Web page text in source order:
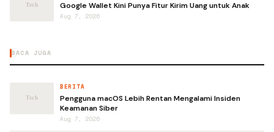
Google Wallet Kini Punya Fitur Kirim Uang untuk Anak
Aug 7, 2026
BACA JUGA
BERITA
Pengguna macOS Lebih Rentan Mengalami Insiden
Keamanan Siber
Aug 7, 2026